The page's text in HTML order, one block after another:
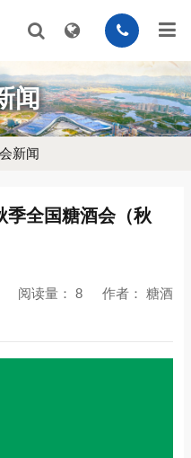
闻
新闻
季全国糖酒会（秋
阅读量： 8 作者： 糖酒